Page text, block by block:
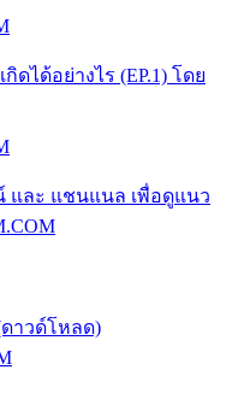
ดได้อย่างไร (EP.1) โดย
และ แชนแนล เพื่อดูแนว
าวด์โหลด)